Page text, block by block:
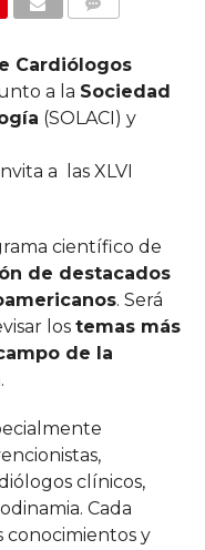
Cardiólogos
a la Sociedad
(SOLACI) y
a las XLVI
científico de
de destacados
. Será
los temas más
de la
.
clínicos,
Cada
conocimientos y